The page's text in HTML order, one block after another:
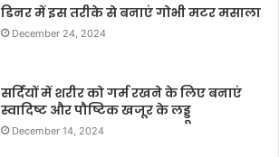
डिनर में इस तरीके से बनाएं गोभी मटर मसाला
December 24, 2024
सर्दियों में शरीर को गर्म रखने के लिए बनाएं
स्वादिष्ट और पौष्टिक खजूर के लड्डू
December 14, 2024